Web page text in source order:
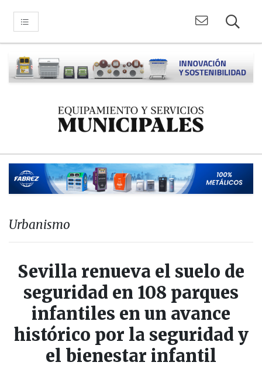
Urbanismo
Sevilla renueva el suelo de
seguridad en 108 parques
infantiles en un avance
histórico por la seguridad y
el bienestar infantil